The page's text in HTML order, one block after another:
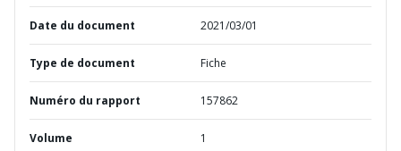
Date du document 2021/03/01
Type de document Fiche
Numéro du rapport 157862
Volume 1